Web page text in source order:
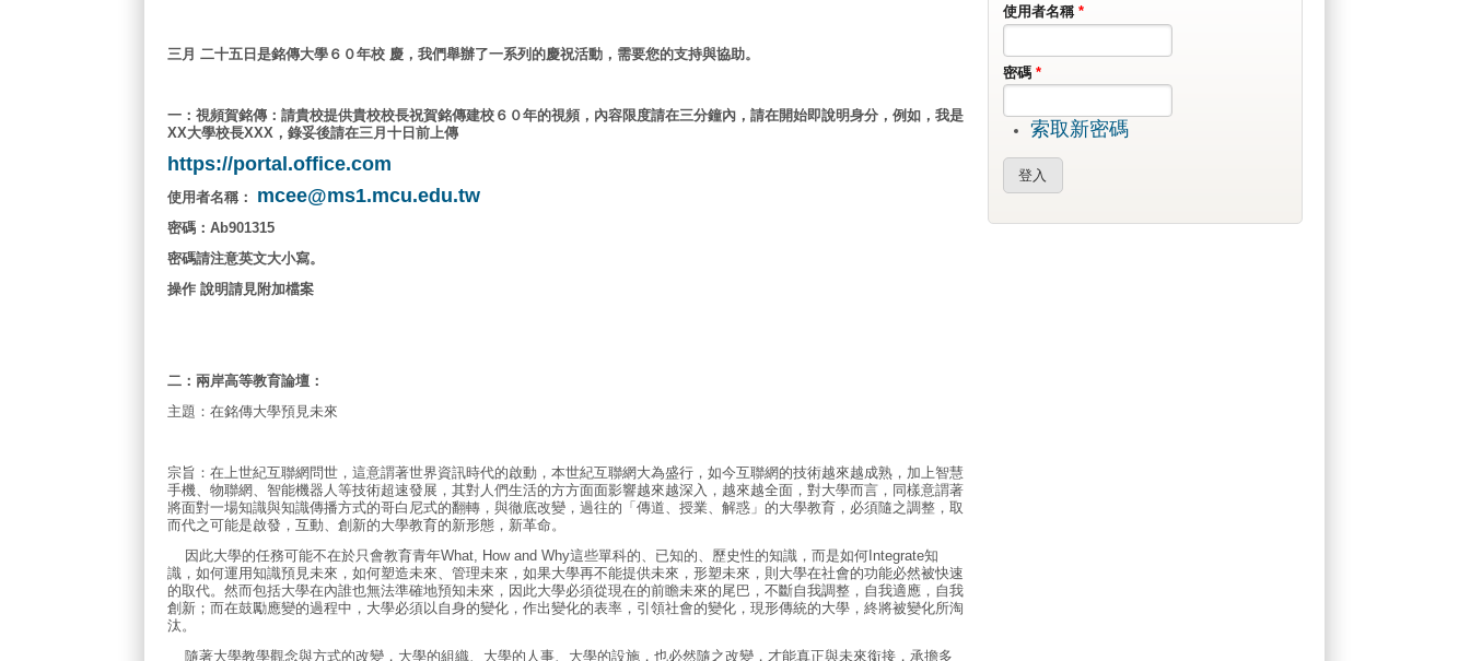
三月 二十五日是銘傳大學６０年校 慶，我們舉辦了一系列的慶祝活動，需要您的支持與協助。
一：視頻賀銘傳：請貴校提供貴校校長祝賀銘傳建校６０年的視頻，內容限度請在三分鐘內，請在開始即說明身分，例如，我是
XX大學校長XXX ，錄妥後請在三月十日前上傳
https://portal.office.com
使用者名稱： mcee@ms1.mcu.edu.tw
密碼： Ab901315
密碼請注意英文大小寫。
操作 說明請見附加檔案
二：兩岸高等教育論壇：
主題：在銘傳大學預見未來
宗旨：在上世紀互聯網問世，這意謂著世界資訊時代的啟動，本世紀互聯網大為盛行，如今互聯網的技術越來越成熟，加上智慧
手機、物聯網、智能機器人等技術超速發展，其對人們生活的方方面面影響越來越深入，越來越全面，對大學而言，同樣意謂著
將面對一場知識與知識傳播方式的哥白尼式的翻轉，與徹底改變，過往的「傳道、授業、解惑」的大學教育，必須隨之調整，取
而代之可能是啟發，互動、創新的大學教育的新形態，新革命。
因此大學的任務可能不在於只會教育青年What, How and Why這些單科的、已知的、歷史性的知識，而是如何Integrate知
識，如何運用知識預見未來，如何塑造未來、管理未來，如果大學再不能提供未來，形塑未來，則大學在社會的功能必然被快速
的取代。然而包括大學在內誰也無法準確地預知未來，因此大學必須從現在的前瞻未來的尾巴，不斷自我調整，自我適應，自我
創新；而在鼓勵應變的過程中，大學必須以自身的變化，作出變化的表率，引領社會的變化，現形傳統的大學，終將被變化所淘
汰。
隨著大學教學觀念與方式的改變，大學的組織、大學的人事、大學的設施，也必然隨之改變，才能真正與未來銜接，承擔多
使用者名稱*
密碼*
索取新密碼